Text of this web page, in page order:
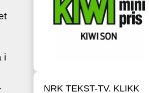
i
NRK TEKST-TV. KLIKK